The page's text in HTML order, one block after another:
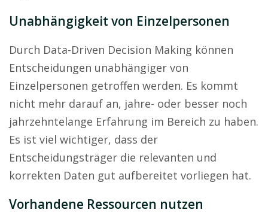
Unabhängigkeit von Einzelpersonen
Durch Data-Driven Decision Making können
Entscheidungen unabhängiger von
Einzelpersonen getroffen werden. Es kommt
nicht mehr darauf an, jahre- oder besser noch
jahrzehntelange Erfahrung im Bereich zu haben.
Es ist viel wichtiger, dass der
Entscheidungsträger die relevanten und
korrekten Daten gut aufbereitet vorliegen hat.
Vorhandene Ressourcen nutzen